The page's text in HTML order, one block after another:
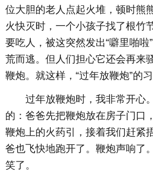
位大胆的老人点起火堆，顿时熊
火快灭时，一个小孩子找了根竹
要吃人，被这突然发出“噼里啪
荒而逃。但人们担心它还会再来
鞭炮。就这样，“过年放鞭炮”的
过年放鞭炮时，我非常开心
的：爸爸先把鞭炮放在房子门口
鞭炮上的火药引，接着我们赶紧
爸也飞快地跑开了。鞭炮声响了
笑了。